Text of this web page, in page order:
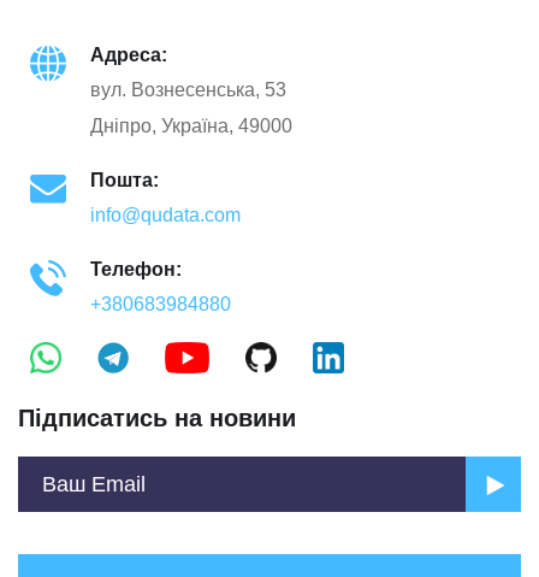
Адреса:
вул. Вознесенська, 53
Дніпро, Україна, 49000
Пошта:
info@qudata.com
Телефон:
+380683984880
Підписатись на новини